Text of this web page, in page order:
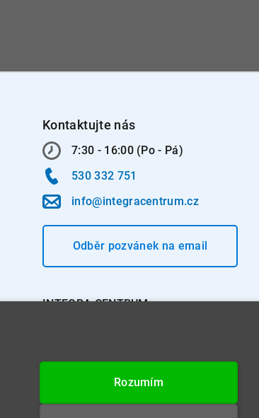
Kontaktujte nás
7:30 - 16:00 (Po - Pá)
530 332 751
info@integracentrum.cz
Odběr pozvánekna email
INTEGRA CENTRUM s.r.o.
DIČ: CZ26234203Rozumím